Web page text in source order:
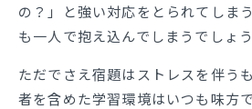
の？」と強い対応をとられてしま
も一人で抱え込んでしまうでしょう
ただでさえ宿題はストレスを伴う
者を含めた学習環境はいつも味方